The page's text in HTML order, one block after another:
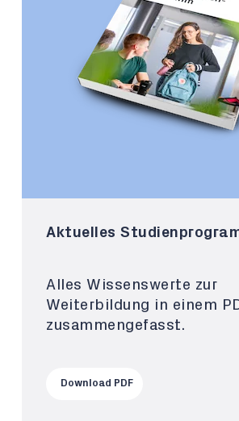
Aktuelles
Alles Wissenswerte zur
Weiterbildung in einem
zusammengefasst.
Download PDF